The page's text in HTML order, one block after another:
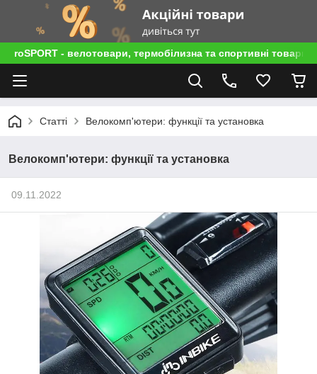
roSPORT - велотовари, термобілизна та спортивні товари
Статті Велокомп'ютери: функції та установка
Велокомп'ютери: функції та установка
09.11.2022